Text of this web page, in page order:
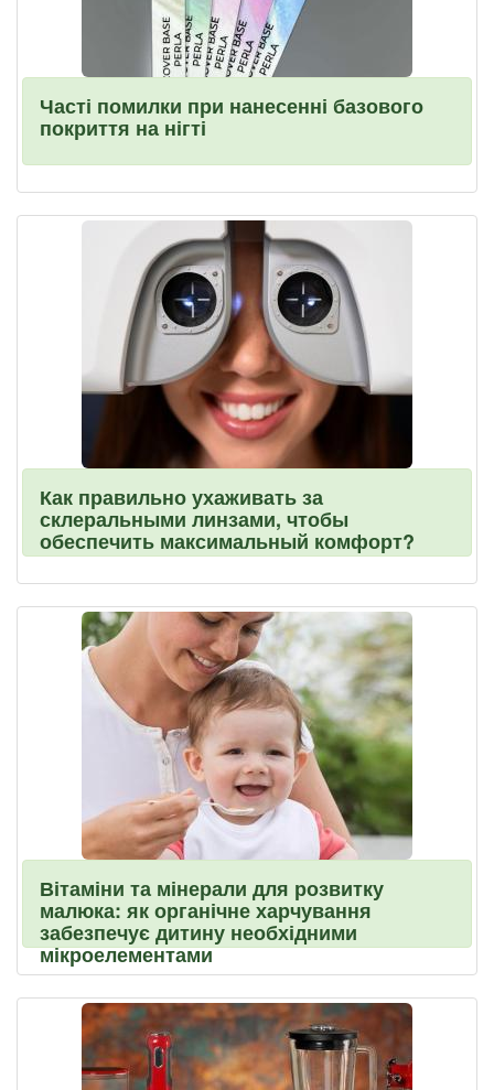
Часті помилки при нанесенні базового
покриття на нігті
Как правильно ухаживать за
склеральными линзами, чтобы
обеспечить максимальный комфорт?
Вітаміни та мінерали для розвитку
малюка: як органічне харчування
забезпечує дитину необхідними
мікроелементами